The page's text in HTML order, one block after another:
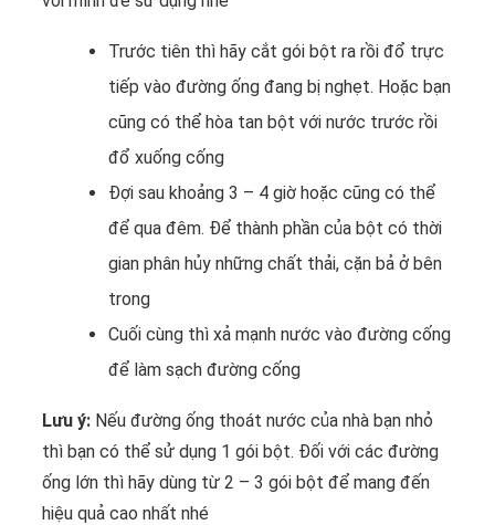
Trước tiên thì hãy cắt gói bột ra rồi đổ trực
tiếp vào đường ống đang bị nghẹt. Hoặc bạn
cũng có thể hòa tan bột với nước trước rồi
đổ xuống cống
Đợi sau khoảng 3 – 4 giờ hoặc cũng có thể
để qua đêm. Để thành phần của bột có thời
gian phân hủy những chất thải, cặn bả ở bên
trong
Cuối cùng thì xả mạnh nước vào đường cống
để làm sạch đường cống
Lưu ý: Nếu đường ống thoát nước của nhà bạn nhỏ
thì bạn có thể sử dụng 1 gói bột. Đối với các đường
ống lớn thì hãy dùng từ 2 – 3 gói bột để mang đến
hiệu quả cao nhất nhé